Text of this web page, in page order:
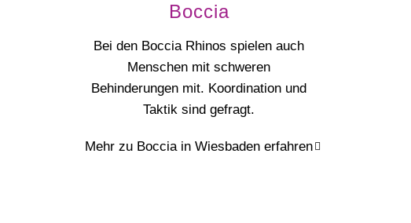
Boccia
Bei den Boccia Rhinos spielen auch
Menschen mit schweren
Behinderungen mit. Koordination und
Taktik sind gefragt.
Mehr zu Boccia in Wiesbaden erfahren